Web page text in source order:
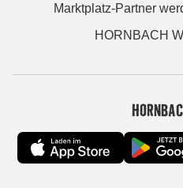
Marktplatz-Partner
HORNBACH